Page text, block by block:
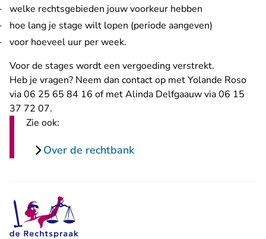
welke rechtsgebieden jouw voorkeur hebben
hoe lang je stage wilt lopen (periode aangeven)
voor hoeveel uur per week.
Voor de stages wordt een vergoeding verstrekt.
Heb je vragen? Neem dan contact op met Yolande Roso
via 06 25 65 84 16 of met Alinda Delfgaauw via 06 15
37 72 07.
Zie ook:
Over de rechtbank